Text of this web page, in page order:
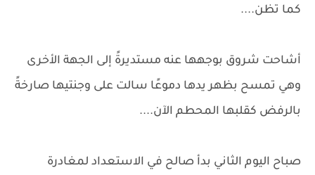
كما تظن....
أشاحت شروق بوجهها عنه مستديرةً إلى الجهة الأخرى
وهي تمسح بظهر يدها دموعًا سالت على وجنتيها صارخةً
بالرفض كقلبها المحطم الآن....
صباح اليوم الثاني بدأ صالح في الاستعداد لمغادرة